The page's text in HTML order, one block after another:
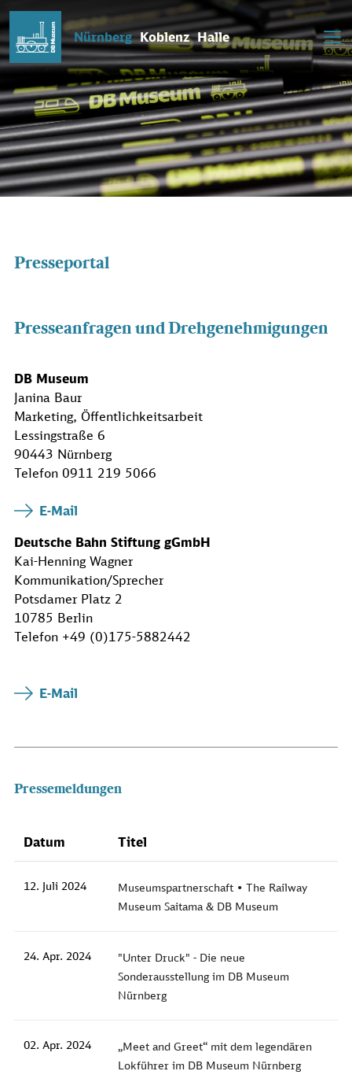
Nürnberg Koblenz Halle
Presseportal
Presseanfragen und Drehgenehmigungen
DB Museum
Janina Baur
Marketing, Öffentlichkeitsarbeit
Lessingstraße 6
90443 Nürnberg
Telefon 0911 219 5066
E-Mail
Deutsche Bahn Stiftung gGmbH
Kai-Henning Wagner
Kommunikation/Sprecher
Potsdamer Platz 2
10785 Berlin
Telefon +49 (0)175-5882442
E-Mail
Pressemeldungen
Datum Titel
12. Juli 2024
Museumspartnerschaft • The Railway
Museum Saitama & DB Museum
24. Apr. 2024
"Unter Druck" - Die neue
Sonderausstellung im DB Museum
Nürnberg
02. Apr. 2024
„Meet and Greet“ mit dem legendären
Lokführer im DB Museum Nürnberg